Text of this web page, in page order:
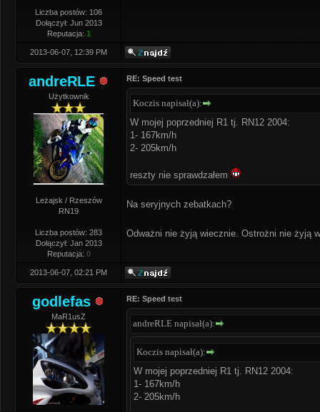
Liczba postów: 106
Dołączył: Jun 2013
Reputacja: 1
2013-06-07, 12:39 PM
andreRLE
Użytkownik
Leżajsk / Rzeszów
RN19
Liczba postów: 283
Dołączył: Jan 2013
Reputacja: 0
RE: Speed test
Koczis napisał(a):
W mojej poprzedniej R1 tj. RN12 2004:
1- 167km/h
2- 205km/h
reszty nie sprawdzałem
Na seryjnych zebatkach?
Odważni nie żyją wiecznie. Ostrożni nie żyją
2013-06-07, 02:21 PM
godlefas
MaR1usZ
RE: Speed test
andreRLE napisał(a):
Koczis napisał(a):
W mojej poprzedniej R1 tj. RN12 2004:
1- 167km/h
2- 205km/h